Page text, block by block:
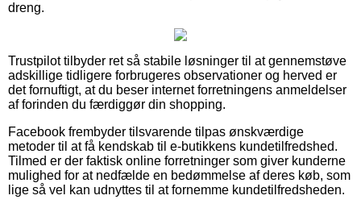
dreng.
Trustpilot tilbyder ret så stabile løsninger til at gennemstøve
adskillige tidligere forbrugeres observationer og herved er
det fornuftigt, at du beser internet forretningens anmeldelser
af forinden du færdiggør din shopping.
Facebook frembyder tilsvarende tilpas ønskværdige
metoder til at få kendskab til e-butikkens kundetilfredshed.
Tilmed er der faktisk online forretninger som giver kunderne
mulighed for at nedfælde en bedømmelse af deres køb, som
lige så vel kan udnyttes til at fornemme kundetilfredsheden.